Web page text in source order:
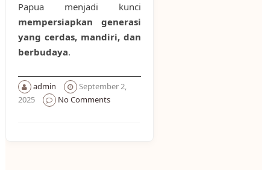
Papua menjadi kunci
mempersiapkan generasi
yang cerdas, mandiri, dan
berbudaya.
admin
September 2,
2025
No Comments